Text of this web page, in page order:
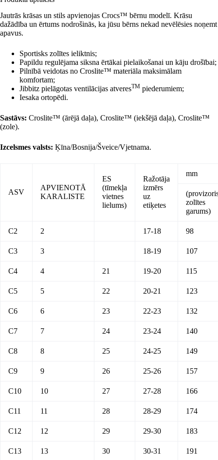
Jautrās krāsas un stils apvienojas Crocs™ bērnu modelī. Krāsu
dažādība un ērtums nodrošinās, ka jūsu bērns nekad nevēlēsies noņemt
apavus.
Sportisks zolītes ieliktnis;
Papildu regulējama siksna ērtākai pielaikošanai un kāju drošībai;
Pilnībā veidotas no Croslite™ materiāla maksimālam
komfortam;
Jibbitz pielāgotas ventilācijas atveresTM piederumiem;
Iesaka ortopēdi.
Sastāvs: Croslite™ (ārējā daļa), Croslite™ (iekšējā daļa), Croslite™
(zole).
Izcelsmes valsts: Ķīna/Bosnija/Šveice/Vjetnama.
ASV
APVIENOTĀ
KARALISTE
ES
(tīmekļa
vietnes
lielums)
Ražotāja
izmērs
uz
etiķetes
mm
zolītes
garums)
C2 2 17-18 98
C3 3 18-19 107
C4 4 21 19-20 115
C5 5 22 20-21 123
C6 6 23 22-23 132
C7 7 24 23-24 140
C8 8 25 24-25 149
C9 9 26 25-26 157
C10 10 27 27-28 166
C11 11 28 28-29 174
C12 12 29 29-30 183
C13 13 30 30-31 191